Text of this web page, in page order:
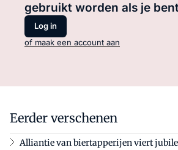
gebruikt worden als je
Log in
of maak een account aan
Eerder verschenen
Alliantie van biertapperijen viert